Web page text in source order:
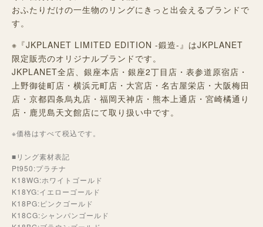
おふたりだけの一生物のリングにきっと出会えるブランドで
す。
※『JKPLANET LIMITED EDITION -鍛造-』はJKPLANET
限定販売のオリジナルブランドです。
JKPLANET全店、銀座本店・銀座2丁目店・表参道原宿店・
上野御徒町店・横浜元町店・大宮店・名古屋栄店・大阪梅田
店・京都四条烏丸店・福岡天神店・熊本上通店・宮崎橘通り
店・鹿児島天文館店にて取り扱い中です。
※価格はすべて税込です。
■リング素材表記
Pt950:プラチナ
K18WG:ホワイトゴールド
K18YG:イエローゴールド
K18PG:ピンクゴールド
K18CG:シャンパンゴールド